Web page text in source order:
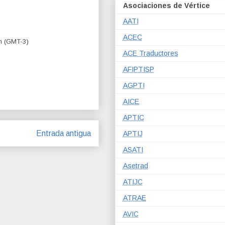
(GMT-3)
Entrada antigua
Asociaciones de Vértice
AATI
ACEC
ACE Traductores
AFIPTISP
AGPTI
AICE
APTIC
APTIJ
ASATI
Asetrad
ATIJC
ATRAE
AVIC